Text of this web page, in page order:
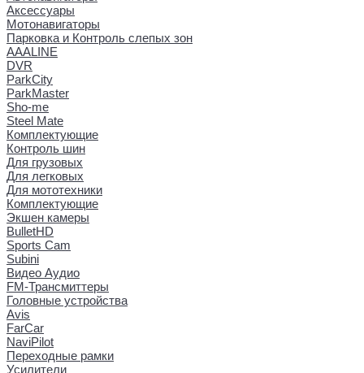
Аксессуары
Мотонавигаторы
Парковка и Контроль слепых зон
AAALINE
DVR
ParkCity
ParkMaster
Sho-me
Steel Mate
Комплектующие
Контроль шин
Для грузовых
Для легковых
Для мототехники
Комплектующие
Экшен камеры
BulletHD
Sports Cam
Subini
Видео Аудио
FM-Трансмиттеры
Головные устройства
Avis
FarCar
NaviPilot
Переходные рамки
Усилители